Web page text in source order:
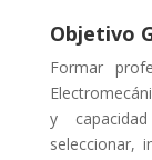
Objetivo
Formar
y
seleccionar,